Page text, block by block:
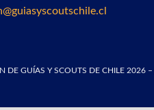
DE GUÍAS Y SCOUTS DE CHILE 2026 –